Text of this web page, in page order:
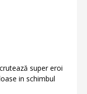
super eroi
in schimbul